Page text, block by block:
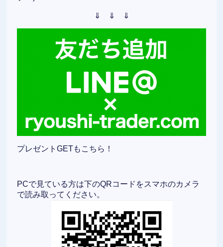
⇓ ⇓ ⇓
プレゼントGETもこちら！
PCで見ている方は下のQRコードをスマホのカメラ
で読み取ってください。